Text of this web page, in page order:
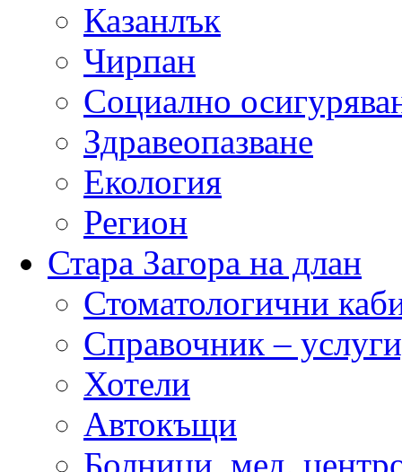
Казанлък
Чирпан
Социално
Здравеопазване
Екология
Регион
Стара Загора на длан
Стоматологични
Справочник –
Хотели
Автокъщи